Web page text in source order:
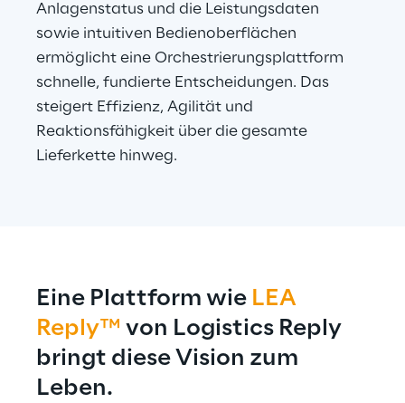
Anlagenstatus und die Leistungsdaten
sowie intuitiven Bedienoberflächen
ermöglicht eine Orchestrierungsplattform
schnelle, fundierte Entscheidungen. Das
steigert Effizienz, Agilität und
Reaktionsfähigkeit über die gesamte
Lieferkette hinweg.
Eine Plattform wie LEA
Reply™ von Logistics Reply
bringt diese Vision zum
Leben.